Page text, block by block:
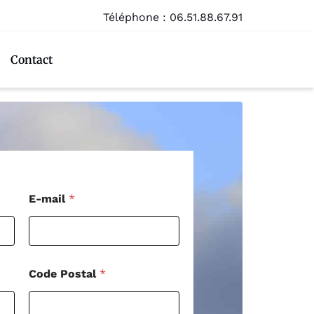
Téléphone : 06.51.88.67.91
Contact
E-mail *
Code Postal *